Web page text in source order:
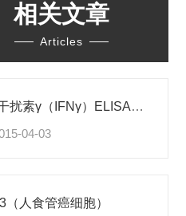
相关文章
Articles
小鼠干扰素γ（IFNγ）ELISA试剂盒
04-03
（人食管癌细胞）